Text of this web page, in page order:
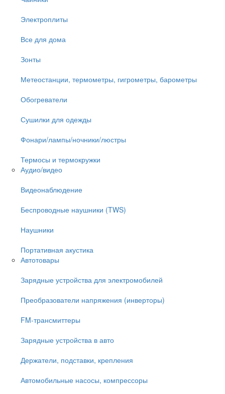
Электроплиты
Все для дома
Зонты
Метеостанции, термометры, гигрометры, барометры
Обогреватели
Сушилки для одежды
Фонари/лампы/ночники/люстры
Термосы и термокружки
Аудио/видео
Видеонаблюдение
Беспроводные наушники (TWS)
Наушники
Портативная акустика
Автотовары
Зарядные устройства для электромобилей
Преобразователи напряжения (инверторы)
FM-трансмиттеры
Зарядные устройства в авто
Держатели, подставки, крепления
Автомобильные насосы, компрессоры